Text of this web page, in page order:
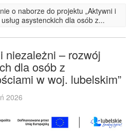
o naborze do projektu „Aktywni i
asystenckich dla osób z...
niezależni – rozwój
dla osób z
w woj. lubelskim”
2026